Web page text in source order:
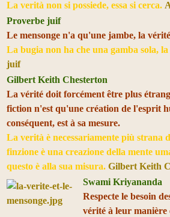
La verità non si possiede, essa si cerca.
Proverbe juif
Le mensonge n'a qu'une jambe, la
La bugia non ha che una gamba sola,
juif
Gilbert Keith Chesterton
La vérité doit forcément être plus
fiction n'est qu'une création de l'esprit
conséquent, est à sa mesure.
La verità è necessariamente più strana
finzione è una creazione della mente
questo è alla sua misura. Gilbert Keith
Swami Kriyananda
Respecte le besoin
vérité à leur